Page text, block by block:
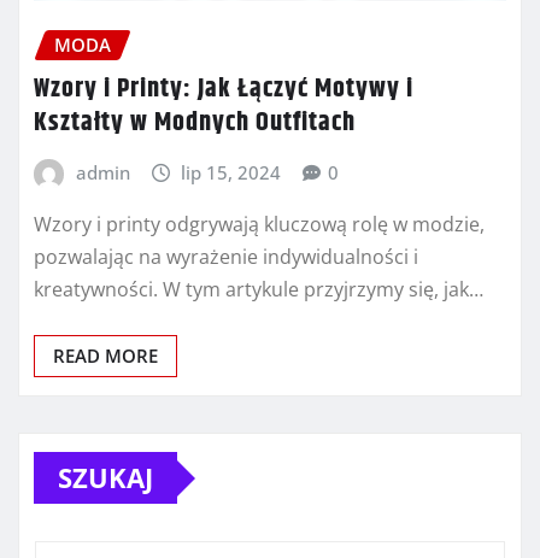
MODA
Wzory i Printy: Jak Łączyć Motywy i
Kształty w Modnych Outfitach
admin lip 15, 2024 0
Wzory i printy odgrywają kluczową rolę w modzie,
pozwalając na wyrażenie indywidualności i
kreatywności. W tym artykule przyjrzymy się, jak…
READ MORE
SZUKAJ